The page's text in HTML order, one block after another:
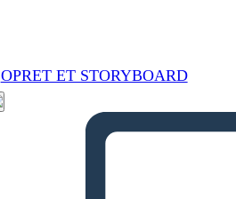
OPRET ET STORYBOARD